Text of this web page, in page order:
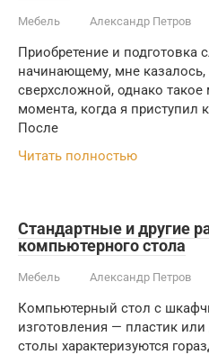
Мебель Александр Петров
Приобретение и подготовка
начинающему, мне казалось,
сверхсложной, однако
момента, когда я приступил
После
Читать полностью
Стандартные и другие
компьютерного стола
Мебель Александр Петров
Компьютерный стол с
изготовления — пластик
столы характеризуются